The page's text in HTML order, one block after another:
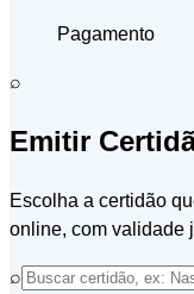
Pagamento
⌕
Emitir
Escolha a certidão
online, com validade
⌕